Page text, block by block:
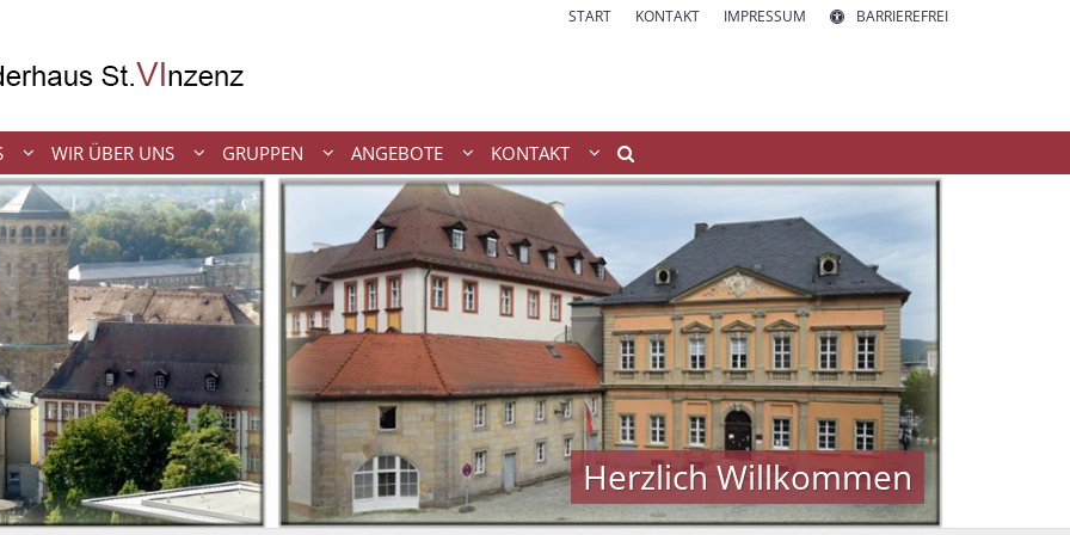
START KONTAKT IMPRESSUM BARRIEREFREI
WIR ÜBER UNS GRUPPEN ANGEBOTE KONTAKT
Herzlich Willkommen